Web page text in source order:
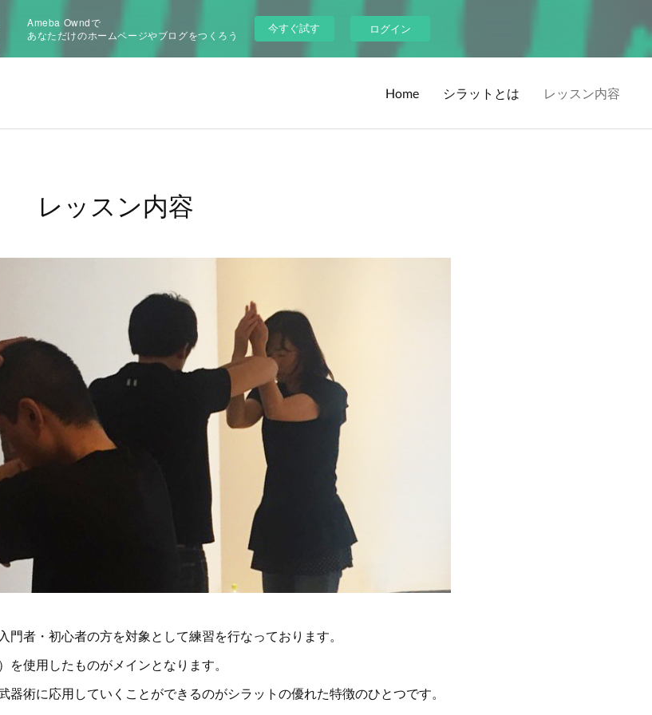
Ameba Owndで
あなただけのホームページやブログをつくろう
今すぐ試す ログイン
Home シラットとは レッスン内容
レッスン内容
者・初心者の方を対象として練習を行なっております。
使用したものがメインとなります。
術に応用していくことができるのがシラットの優れた特徴のひとつです。